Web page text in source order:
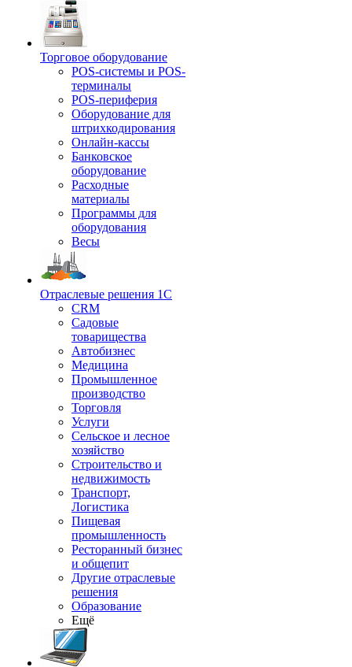
Торговое оборудование
POS-системы и POS-
терминалы
POS-периферия
Оборудование для
штрихкодирования
Онлайн-кассы
Банковское
оборудование
Расходные
материалы
Программы для
оборудования
Весы
Отраслевые решения 1С
CRM
Садовые
товарищества
Автобизнес
Медицина
Промышленное
производство
Торговля
Услуги
Сельское и лесное
хозяйство
Строительство и
недвижимость
Транспорт,
Логистика
Пищевая
промышленность
Ресторанный бизнес
и общепит
Другие отраслевые
решения
Образование
Ещё